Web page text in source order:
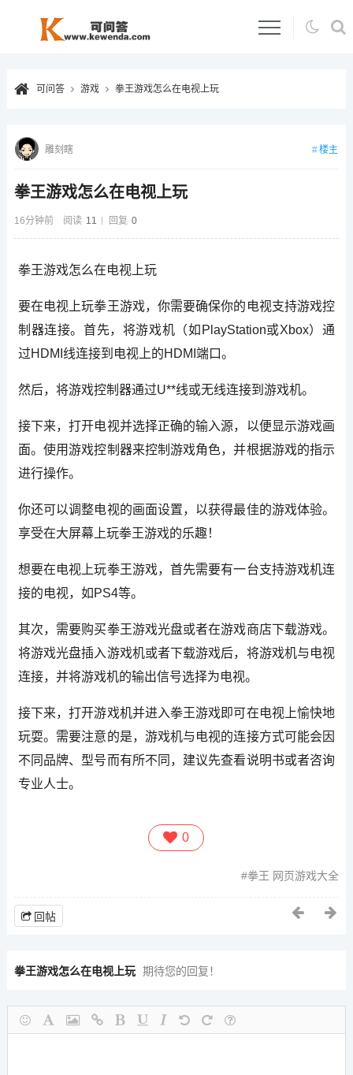
可问答 游戏 拳王游戏怎么在电视上玩
拳王游戏怎么在电视上玩
16分钟前 阅读 11 回复 0
雕刻瞎 楼主
拳王游戏怎么在电视上玩
要在电视上玩拳王游戏，你需要确保你的电视支持游戏控
制器连接。首先，将游戏机（如PlayStation或Xbox）通
过HDMI线连接到电视上的HDMI端口。
然后，将游戏控制器通过U**线或无线连接到游戏机。
接下来，打开电视并选择正确的输入源，以便显示游戏画
面。使用游戏控制器来控制游戏角色，并根据游戏的指示
进行操作。
你还可以调整电视的画面设置，以获得最佳的游戏体验。
享受在大屏幕上玩拳王游戏的乐趣！
想要在电视上玩拳王游戏，首先需要有一台支持游戏机连
接的电视，如PS4等。
其次，需要购买拳王游戏光盘或者在游戏商店下载游戏。
将游戏光盘插入游戏机或者下载游戏后，将游戏机与电视
连接，并将游戏机的输出信号选择为电视。
接下来，打开游戏机并进入拳王游戏即可在电视上愉快地
玩耍。需要注意的是，游戏机与电视的连接方式可能会因
不同品牌、型号而有所不同，建议先查看说明书或者咨询
专业人士。
0
拳王 网页游戏大全
回帖
拳王游戏怎么在电视上玩 期待您的回复！